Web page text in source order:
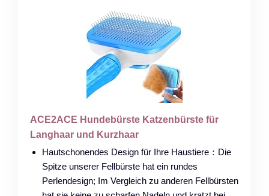
ACE2ACE Hundebürste Katzenbürste für
Langhaar und Kurzhaar
Hautschonendes Design für Ihre Haustiere：Die
Spitze unserer Fellbürste hat ein rundes
Perlendesign; Im Vergleich zu anderen Fellbürsten